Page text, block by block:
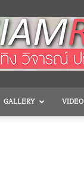
GALLERY VIDEO